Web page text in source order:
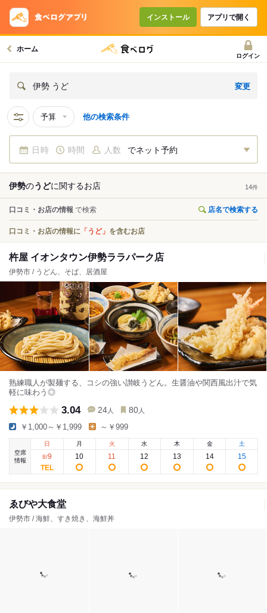
インストール アプリで開く
ホーム
ログイン
伊勢 うど 変更
予算 他の検索条件
日時 時間 人数 でネット予約
伊勢のうどに関するお店 14件
口コミ・お店の情報 で検索 店名で検索する
口コミ・お店の情報に 「うど」 を含むお店
杵屋 イオンタウン伊勢ララパーク店
伊勢市 / うどん、そば、居酒屋
熟練職人が製麺する、コシの強い讃岐うどん。生醤油や関西風出汁で気
軽に味わう◎
3.04 24 人 80 人
￥1,000～￥1,999 ～￥999
空席
情報
日
8/9
月
10
火
11
水
12
木
13
金
14
土
15
ゑびや大食堂
伊勢市 / 海鮮、すき焼き、海鮮丼